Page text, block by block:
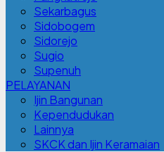
Sekarbagus
Sidobogem
Sidorejo
Sugio
Supenuh
PELAYANAN
Ijin Bangunan
Kependudukan
Lainnya
SKCK dan Ijin Keramaian